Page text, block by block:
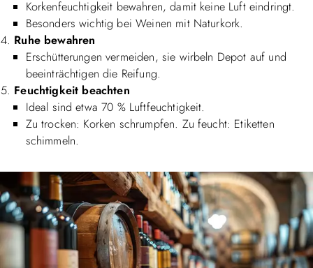
Korkenfeuchtigkeit bewahren, damit keine Luft eindringt.
Besonders wichtig bei Weinen mit Naturkork.
Ruhe bewahren
Erschütterungen vermeiden, sie wirbeln Depot auf und
beeinträchtigen die Reifung.
Feuchtigkeit beachten
Ideal sind etwa 70 % Luftfeuchtigkeit.
Zu trocken: Korken schrumpfen. Zu feucht: Etiketten
schimmeln.